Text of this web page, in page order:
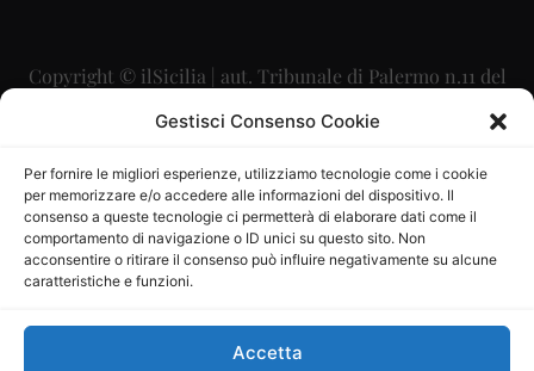
Gestisci Consenso Cookie
Per fornire le migliori esperienze, utilizziamo tecnologie come i cookie
per memorizzare e/o accedere alle informazioni del dispositivo. Il
consenso a queste tecnologie ci permetterà di elaborare dati come il
comportamento di navigazione o ID unici su questo sito. Non
acconsentire o ritirare il consenso può influire negativamente su alcune
caratteristiche e funzioni.
Accetta
Copyright © ilSicilia | aut. Tribunale di Palermo n.11 del
29/09/2015
Direttore Editoriale: Maurizio Scaglione
Direttore Responsabile: Maria Calabrese
P.IVA: 06334930820